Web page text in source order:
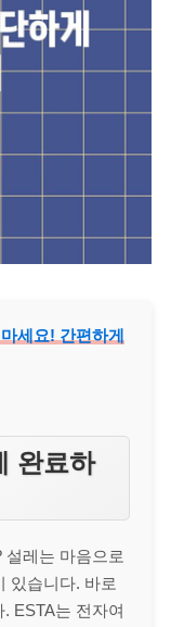
세요! 간편하게
완료하
레는 마음으로
있습니다. 바로
ESTA는 전자여